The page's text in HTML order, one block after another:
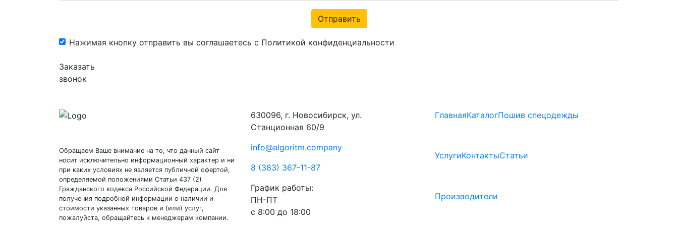
Отправить
Нажимая кнопку отправить вы соглашаетесь с Политикой конфиденциальности
Заказать
звонок
Обращаем Ваше внимание на то, что данный сайт
носит исключительно информационный характер и ни
при каких условиях не является публичной офертой,
определяемой положениями Статьи 437 (2)
Гражданского кодекса Российской Федерации. Для
получения подробной информации о наличии и
стоимости указанных товаров и (или) услуг,
пожалуйста, обращайтесь к менеджерам компании.
630096, г. Новосибирск, ул.
Станционная 60/9
info@algoritm.company
8 (383) 367-11-87
График работы:
ПН-ПТ
с 8:00 до 18:00
ГлавнаяКаталогПошив спецодежды
УслугиКонтактыСтатьи
Производители